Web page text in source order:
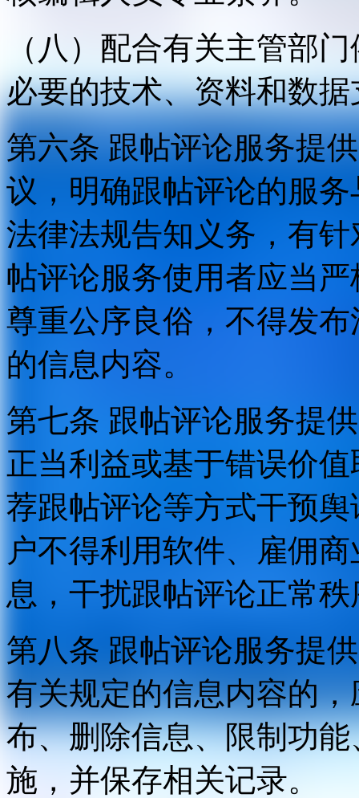
（八）配合有关主管部
必要的技术、资料和数据
第六条 跟帖评论服务提
议，明确跟帖评论的服
法律法规告知义务，有
帖评论服务使用者应当
尊重公序良俗，不得发
的信息内容。
第七条 跟帖评论服务提
正当利益或基于错误价
荐跟帖评论等方式干预
户不得利用软件、雇佣
息，干扰跟帖评论正常
第八条 跟帖评论服务提
有关规定的信息内容的
布、删除信息、限制功
施，并保存相关记录。